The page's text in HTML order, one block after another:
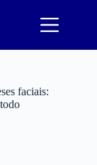
faciais: